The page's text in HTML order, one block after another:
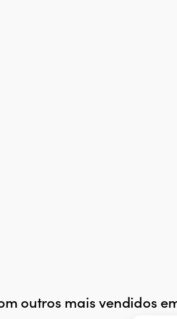
outros mais vendidos